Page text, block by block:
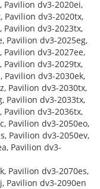
Pavilion dv3-2020ei,
Pavilion dv3-2020tx,
Pavilion dv3-2023tx,
Pavilion dv3-2025eg,
Pavilion dv3-2027ee,
Pavilion dv3-2029tx,
Pavilion dv3-2030ek,
Pavilion dv3-2030tx,
Pavilion dv3-2033tx,
Pavilion dv3-2036tx,
Pavilion dv3-2050eo,
Pavilion dv3-2050ev,
Pavilion dv3-
Pavilion dv3-2070es,
Pavilion dv3-2090en